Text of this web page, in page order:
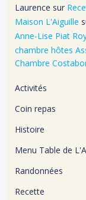
Laurence sur
Maison L'Aiguille
Anne-Lise Piat
chambre hôtes
Chambre
Activités
Coin repas
Histoire
Menu Table de
Randonnées
Recette